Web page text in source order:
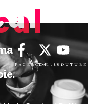
FACEBOOKTwitterYOUTUBE